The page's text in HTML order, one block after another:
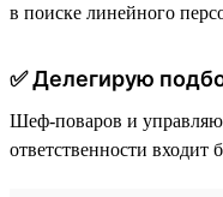
в поиске линейного
✅ Делегирую
Шеф-поваров и
ответственности входит